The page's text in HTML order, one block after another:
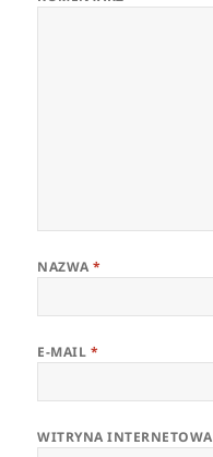
NAZWA*
E-MAIL *
WITRYNA INTERNETOWA